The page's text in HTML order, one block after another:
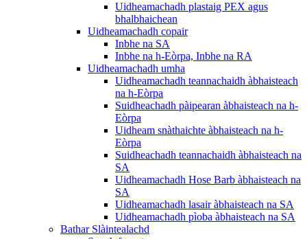
Uidheamachadh plastaig PEX agus
bhalbhaichean
Uidheamachadh copair
Inbhe na SA
Inbhe na h-Eòrpa, Inbhe na RA
Uidheamachadh umha
Uidheamachadh teannachaidh àbhaisteach
na h-Eòrpa
Suidheachadh pàipearan àbhaisteach na h-
Eòrpa
Uidheam snàthaichte àbhaisteach na h-
Eòrpa
Suidheachadh teannachaidh àbhaisteach na
SA
Uidheamachadh Hose Barb àbhaisteach na
SA
Uidheamachadh lasair àbhaisteach na SA
Uidheamachadh pìoba àbhaisteach na SA
Bathar Slàintealachd